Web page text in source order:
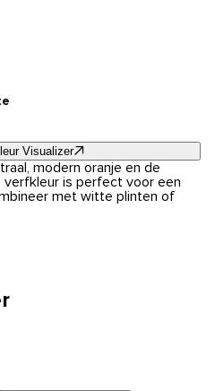
Visualizer
modern oranje en de
verfkleur is perfect voor een
met witte plinten of